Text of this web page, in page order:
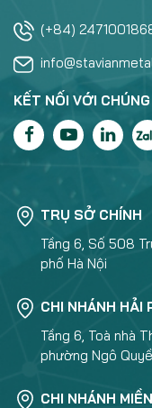
(+84)
KẾT NỐI VỚI
TRỤ SỞ CHÍNH
Tầng 6, Số 508
phố Hà Nội
CHI NHÁNH HẢI
Tầng 6, Toà nhà
phường Ngô
CHI NHÁNH